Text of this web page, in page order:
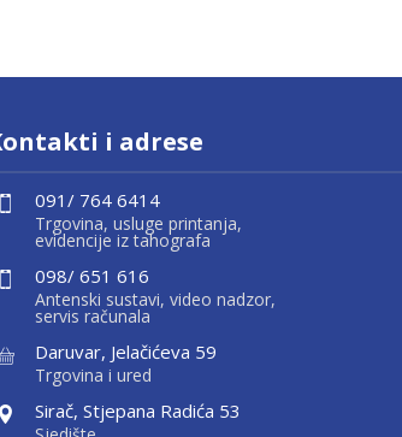
i adrese
091/ 764 6414
Trgovina, usluge printanja,
evidencije iz tahografa
098/ 651 616
Antenski sustavi, video nadzor,
servis računala
Daruvar, Jelačićeva 59
Trgovina i ured
Sirač, Stjepana Radića 53